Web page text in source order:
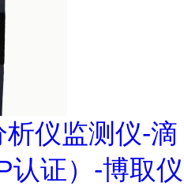
仪监测仪-滴
认证）-博取仪